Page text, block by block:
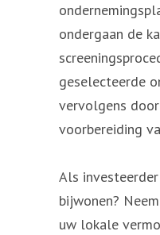
ondergaan de
geselecteerde
vervolgens
voorbereiding
Als
bijwonen?
uw lokale